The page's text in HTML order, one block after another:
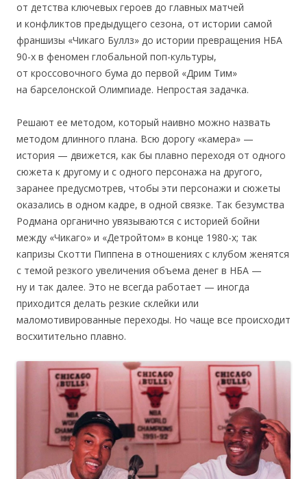
от детства ключевых героев до главных матчей
и конфликтов предыдущего сезона, от истории самой
франшизы «Чикаго Буллз» до истории превращения НБА
90-х в феномен глобальной поп-культуры,
от кроссовочного бума до первой «Дрим Тим»
на барселонской Олимпиаде. Непростая задачка.
Решают ее методом, который наивно можно назвать
методом длинного плана. Всю дорогу «камера» —
история — движется, как бы плавно переходя от одного
сюжета к другому и с одного персонажа на другого,
заранее предусмотрев, чтобы эти персонажи и сюжеты
оказались в одном кадре, в одной связке. Так безумства
Родмана органично увязываются с историей бойни
между «Чикаго» и «Детройтом» в конце 1980-х; так
капризы Скотти Пиппена в отношениях с клубом женятся
с темой резкого увеличения объема денег в НБА —
ну и так далее. Это не всегда работает — иногда
приходится делать резкие склейки или
маломотивированные переходы. Но чаще все происходит
восхитительно плавно.